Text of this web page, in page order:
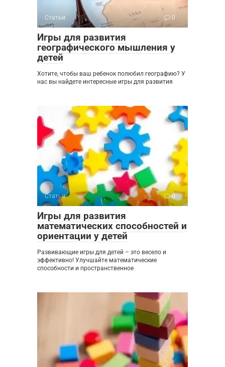
Статьи 0
Игры для развития
географического мышления у
детей
Хотите, чтобы ваш ребенок полюбил географию? У
нас вы найдете интересные игры для развития
Статьи 0
Игры для развития
математических способностей и
ориентации у детей
Развивающие игры для детей – это весело и
эффективно! Улучшайте математические
способности и пространственное